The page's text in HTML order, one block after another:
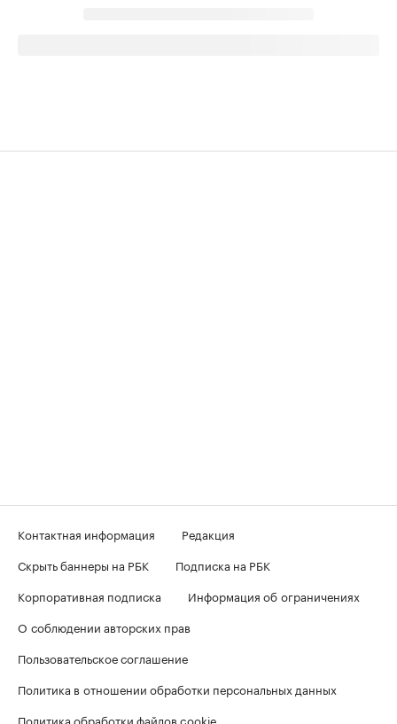
Контактная информация
Редакция
Скрыть баннеры на РБК
Подписка на РБК
Корпоративная подписка
Информация об ограничениях
О соблюдении авторских прав
Пользовательское соглашение
Политика в отношении обработки персональных данных
Политика обработки файлов cookie